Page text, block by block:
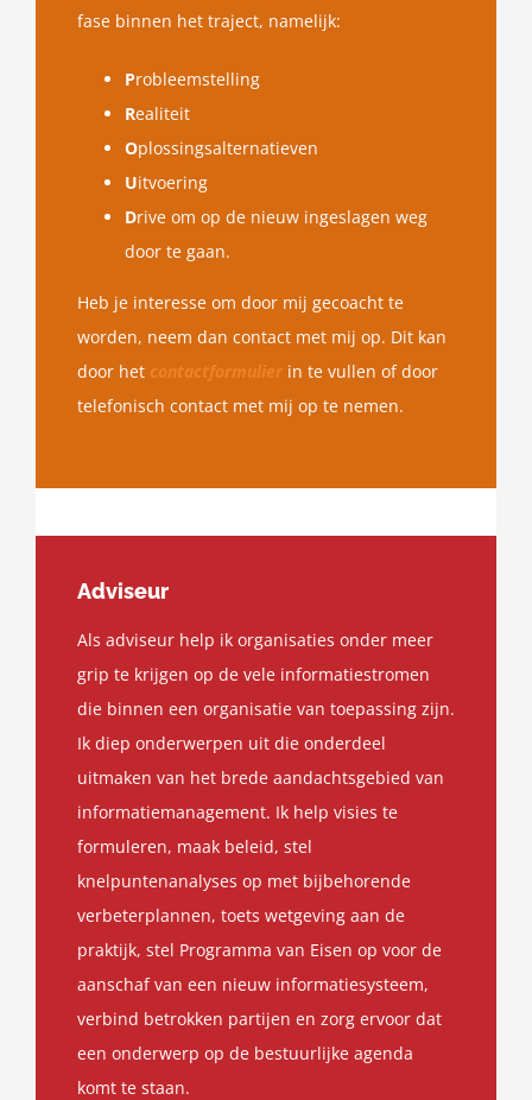
fase binnen het traject, namelijk:
Probleemstelling
Realiteit
Oplossingsalternatieven
Uitvoering
Drive om op de nieuw ingeslagen weg
door te gaan.
Heb je interesse om door mij gecoacht te
worden, neem dan contact met mij op. Dit kan
door het contactformulier in te vullen of door
telefonisch contact met mij op te nemen.
Adviseur
Als adviseur help ik organisaties onder meer
grip te krijgen op de vele informatiestromen
die binnen een organisatie van toepassing zijn.
Ik diep onderwerpen uit die onderdeel
uitmaken van het brede aandachtsgebied van
informatiemanagement. Ik help visies te
formuleren, maak beleid, stel
knelpuntenanalyses op met bijbehorende
verbeterplannen, toets wetgeving aan de
praktijk, stel Programma van Eisen op voor de
aanschaf van een nieuw informatiesysteem,
verbind betrokken partijen en zorg ervoor dat
een onderwerp op de bestuurlijke agenda
komt te staan.